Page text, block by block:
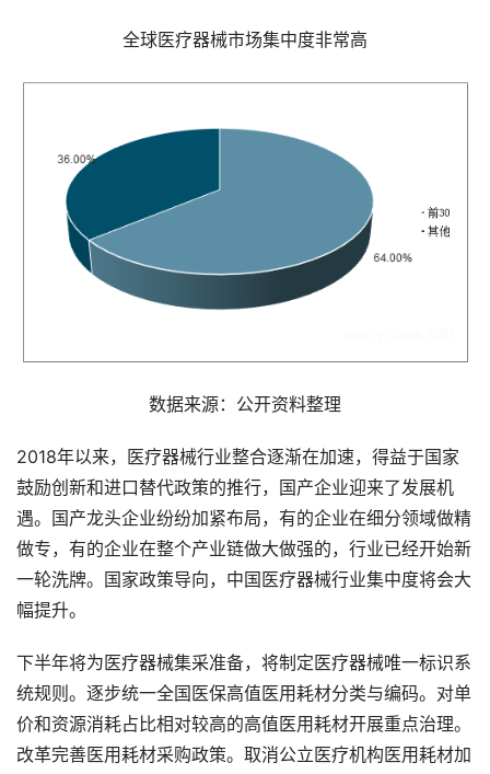
全球医疗器械市场集中度非常高
数据来源：公开资料整理
2018年以来，医疗器械行业整合逐渐在加速，得益于国家
鼓励创新和进口替代政策的推行，国产企业迎来了发展机
遇。国产龙头企业纷纷加紧布局，有的企业在细分领域做精
做专，有的企业在整个产业链做大做强的，行业已经开始新
一轮洗牌。国家政策导向，中国医疗器械行业集中度将会大
幅提升。
下半年将为医疗器械集采准备，将制定医疗器械唯一标识系
统规则。逐步统一全国医保高值医用耗材分类与编码。对单
价和资源消耗占比相对较高的高值医用耗材开展重点治理。
改革完善医用耗材采购政策。取消公立医疗机构医用耗材加